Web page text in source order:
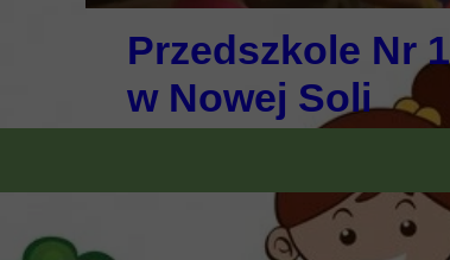
Przedszkole Nr 1
w Nowej Soli